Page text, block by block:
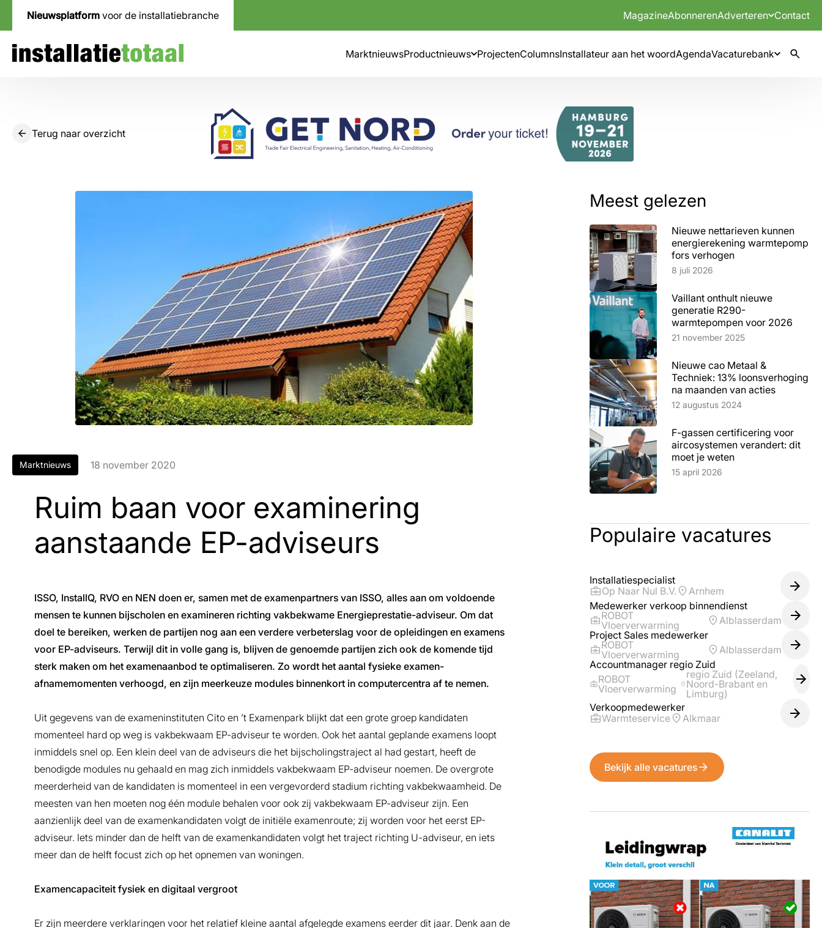
Nieuwsplatform voor de installatiebranche MagazineAbonnerenAdverteren Contact
MarktnieuwsProductnieuws ProjectenColumnsInstallateur aan het woordAgendaVacaturebank
Terug naar overzicht
Marktnieuws 18 november 2020
Ruim baan voor examinering
aanstaande EP-adviseurs
ISSO, InstallQ, RVO en NEN doen er, samen met de examenpartners van ISSO, alles aan om voldoende
mensen te kunnen bijscholen en examineren richting vakbekwame Energieprestatie-adviseur. Om dat
doel te bereiken, werken de partijen nog aan een verdere verbeterslag voor de opleidingen en examens
voor EP-adviseurs. Terwijl dit in volle gang is, blijven de genoemde partijen zich ook de komende tijd
sterk maken om het examenaanbod te optimaliseren. Zo wordt het aantal fysieke examen-
afnamemomenten verhoogd, en zijn meerkeuze modules binnenkort in computercentra af te nemen.
Uit gegevens van de exameninstituten Cito en ’t Examenpark blijkt dat een grote groep kandidaten
momenteel hard op weg is vakbekwaam EP-adviseur te worden. Ook het aantal geplande examens loopt
inmiddels snel op. Een klein deel van de adviseurs die het bijscholingstraject al had gestart, heeft de
benodigde modules nu gehaald en mag zich inmiddels vakbekwaam EP-adviseur noemen. De overgrote
meerderheid van de kandidaten is momenteel in een vergevorderd stadium richting vakbekwaamheid. De
meesten van hen moeten nog één module behalen voor ook zij vakbekwaam EP-adviseur zijn. Een
aanzienlijk deel van de examenkandidaten volgt de initiële examenroute; zij worden voor het eerst EP-
adviseur. Iets minder dan de helft van de examenkandidaten volgt het traject richting U-adviseur, en iets
meer dan de helft focust zich op het opnemen van woningen.
Examencapaciteit fysiek en digitaal vergroot
Er zijn meerdere verklaringen voor het relatief kleine aantal afgelegde examens eerder dit jaar. Denk aan de
Meest gelezen
Nieuwe nettarieven kunnen
energierekening warmtepomp
fors verhogen
Lees artikel
8 juli 2026
Vaillant onthult nieuwe
generatie R290-
warmtepompen voor 2026
Lees artikel
21 november 2025
Nieuwe cao Metaal &
Techniek: 13% loonsverhoging
na maanden van acties
Lees artikel
12 augustus 2024
F-gassen certificering voor
aircosystemen verandert: dit
moet je weten
Lees artikel
15 april 2026
Populaire vacatures
Installatiespecialist
Op Naar Nul B.V.
Arnhem
Medewerker verkoop binnendienst
ROBOT
Vloerverwarming
Alblasserdam
Project Sales medewerker
ROBOT
Vloerverwarming
Alblasserdam
Accountmanager regio Zuid
ROBOT
Vloerverwarming
regio Zuid (Zeeland,
Noord-Brabant en
Limburg)
Verkoopmedewerker
Warmteservice
Alkmaar
Bekijk alle vacatures